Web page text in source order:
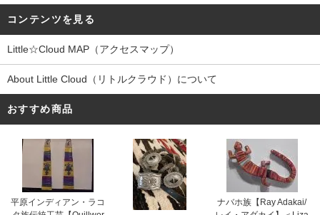
コンテンツを見る
Little☆Cloud MAP（アクセスマップ）
About Little Cloud（リトルクラウド）について
おすすめ商品
平原インディアン・ラコ
ナバホ族【Ray Adakai/